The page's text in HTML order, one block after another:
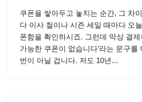
쿠폰을 쌓아두고 놓치는 순간, 그 차
다 이사 철이나 시즌 세일 때마다 오
폰함을 확인하시죠. 그런데 막상 결제
가능한 쿠폰이 없습니다’라는 문구를
번이 아닐 겁니다. 저도 10년…